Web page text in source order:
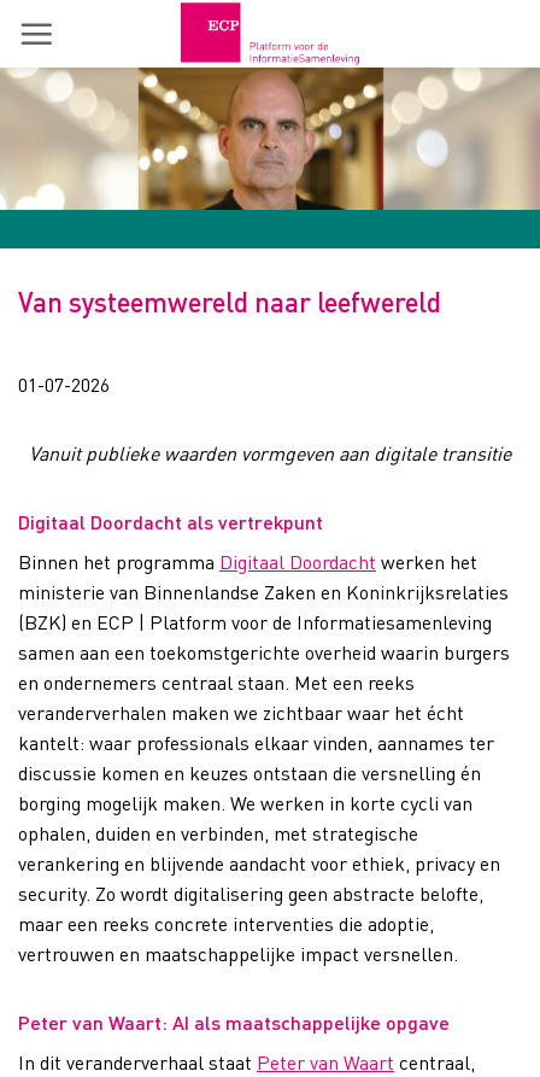
content
Van systeemwereld naar leefwereld
01-07-2026
Vanuit publieke waarden vormgeven aan digitale transitie
Digitaal Doordacht als vertrekpunt
Binnen het programma Digitaal Doordacht werken het
ministerie van Binnenlandse Zaken en Koninkrijksrelaties
(BZK) en ECP | Platform voor de Informatiesamenleving
samen aan een toekomstgerichte overheid waarin burgers
en ondernemers centraal staan. Met een reeks
veranderverhalen maken we zichtbaar waar het écht
kantelt: waar professionals elkaar vinden, aannames ter
discussie komen en keuzes ontstaan die versnelling én
borging mogelijk maken. We werken in korte cycli van
ophalen, duiden en verbinden, met strategische
verankering en blijvende aandacht voor ethiek, privacy en
security. Zo wordt digitalisering geen abstracte belofte,
maar een reeks concrete interventies die adoptie,
vertrouwen en maatschappelijke impact versnellen.
Peter van Waart: AI als maatschappelijke opgave
In dit veranderverhaal staat Peter van Waart centraal,